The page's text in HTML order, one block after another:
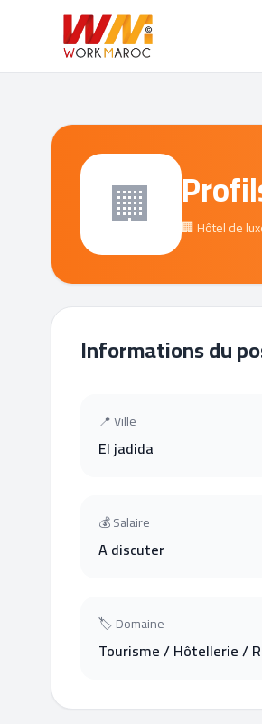
🏢 🏢 Hôtel de
Informations du
📍 Ville
El jadida
💰 Salaire
A discuter
🏷 Domaine
Tourisme / Hôtellerie /